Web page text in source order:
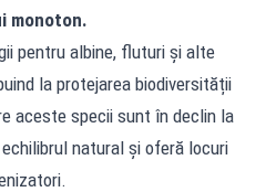
monoton.
pentru albine, fluturi și alte
la protejarea biodiversității
aceste specii sunt în declin la
natural și oferă locuri